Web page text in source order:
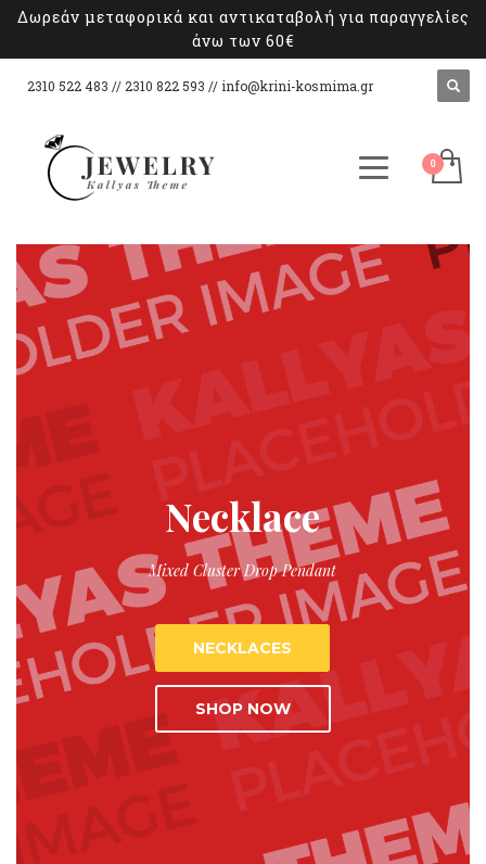
Δωρεάν μεταφορικά και αντικαταβολή για παραγγελίες
άνω των 60€
2310 522 483 // 2310 822 593 // info@krini-kosmima.gr
Necklace
Mixed Cluster Drop Pendant
NECKLACES
SHOP NOW